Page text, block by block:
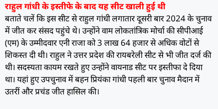
राहुल गांधी के इस्तीफे के बाद यह सीट खाली हुई थी
बताते चलें कि इस सीट से राहुल गांधी लगातार दूसरी बार 2024 के चुनाव
में जीत कर संसद पहुंचे थे। उन्होंने वाम लोकतांत्रिक मोर्चा की सीपीआई
(एम) के उम्मीदवार एनी राजा को 3 लाख 64 हजार से अधिक वोटों से
शिकस्त दी थी। राहुल ने उत्तर प्रदेश की रायबरेली सीट से भी जीत दर्ज की
थी। सदस्यता कायम रखते हुए उन्होंने वायनाड सीट पर इस्तीफा दे दिया
था। यहां हुए उपचुनाव में बहन प्रियंका गांधी पहली बार चुनाव मैदान में
उतरीं और प्रचंड जीत हासिल की।